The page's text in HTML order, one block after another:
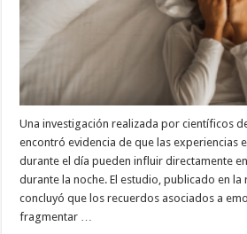
Una investigación realizada por científicos
encontró evidencia de que las experiencias
durante el día pueden influir directamente
durante la noche. El estudio, publicado en la
concluyó que los recuerdos asociados a
fragmentar …